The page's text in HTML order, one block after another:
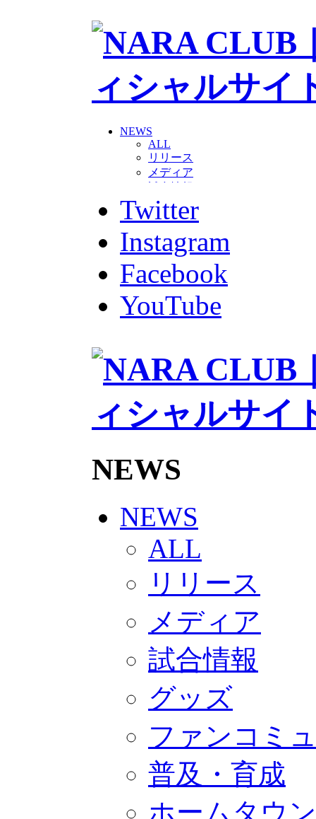
NEWS
ALL
リリース
メディア
グッズ
ファンコミュニティ
ホームタウン
コラム
その他
TEAM
2026/27トップチーム
2026/27トップチームスタッフ
チアダンススクール
ボランティアチーム「volundeer」
HOMEGAME
観戦ルール＆マナー
写真・動画使用ガイドライン
ロートフィールド奈良
2026/27
練習見学時のファンサービスに
奈良クラブ明治安田J3リーグ
奈良クラブ明治安田Ｊ3リーグ
観戦ルール＆マナー
FANCOMMUNITY
サポートショップ
GOODS
オフィシャルストア（実店舗）
オンラインストア
ACADEMY
アカデミーについて
プロジェクト
ジュニア
ジュニアユース
ユース
練習拠点（ナラディーア）
CLUB
Twitter
Instagram
Facebook
YouTube
NEWS
NEWS
ALL
リリース
メディア
試合情報
グッズ
ファンコミ
普及・育成
ホームタウン